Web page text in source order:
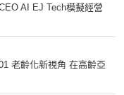
AI EJ Tech模擬經營
老齡化新視角 在高齡亞